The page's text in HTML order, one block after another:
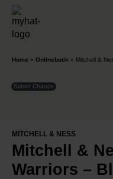
Home » Onlinebutik » Mitchell &
Sidste Chance
MITCHELL & NESS
Mitchell &
Warriors –